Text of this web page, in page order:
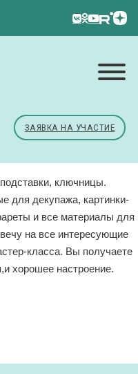
ЗАЯВКА НА УЧАСТИЕ
ключницы.
для декупажа, картинки-
и все материалы для
на все интересующие
класса. Вы получаете
хорошее настроение.